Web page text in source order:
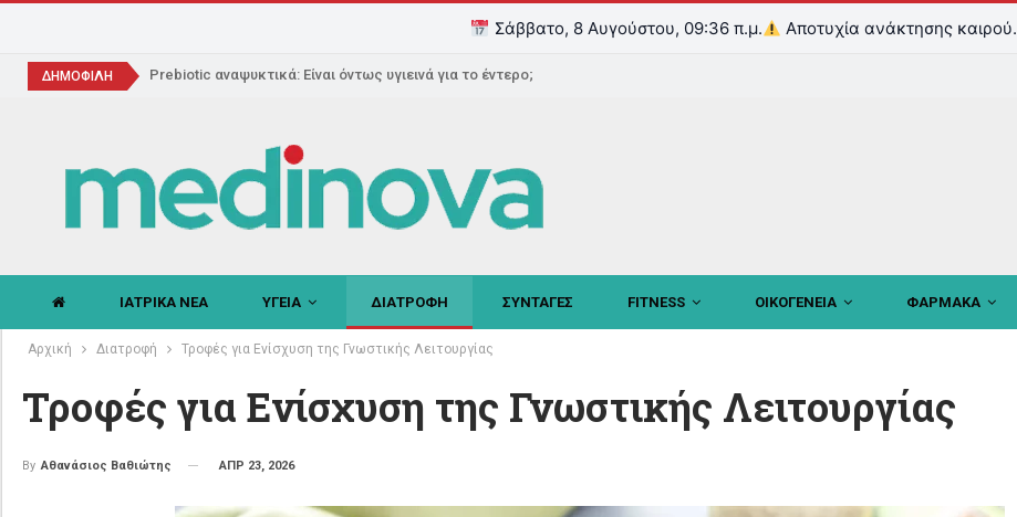
Σάββατο, 8 Αυγούστου, 09:36 π.μ. Αποτυχία ανάκτησης καιρού.
ΔΗΜΟΦΙΛΗ Prebiotic αναψυκτικά: Είναι όντως υγιεινά για το έντερο;
ΙΑΤΡΙΚΑ ΝΕΑ ΥΓΕΙΑ ΔΙΑΤΡΟΦΗ ΣΥΝΤΑΓΕΣ FITNESS ΟΙΚΟΓΕΝΕΙΑ ΦΑΡΜΑΚΑ
Αρχική Διατροφή Τροφές για Ενίσχυση της Γνωστικής Λειτουργίας
Τροφές για Ενίσχυση της Γνωστικής Λειτουργίας
By Αθανάσιος Βαθιώτης ΑΠΡ 23, 2026